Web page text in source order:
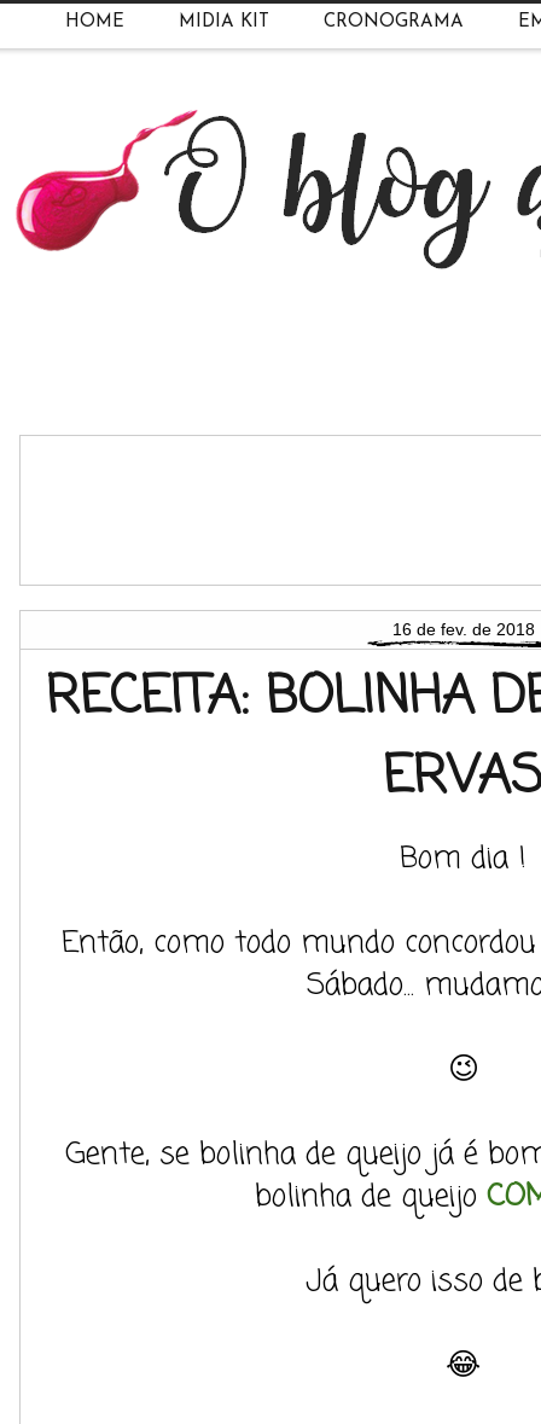
HOME MIDIA KIT CRONOGRAMA
16 de fev. de 2018
RECEITA: BOLINHA
Bom dia !
Então, como todo mundo
Sábado...
😉
Gente, se bolinha de queijo já é
bolinha de queijo
Já quero isso de
😂